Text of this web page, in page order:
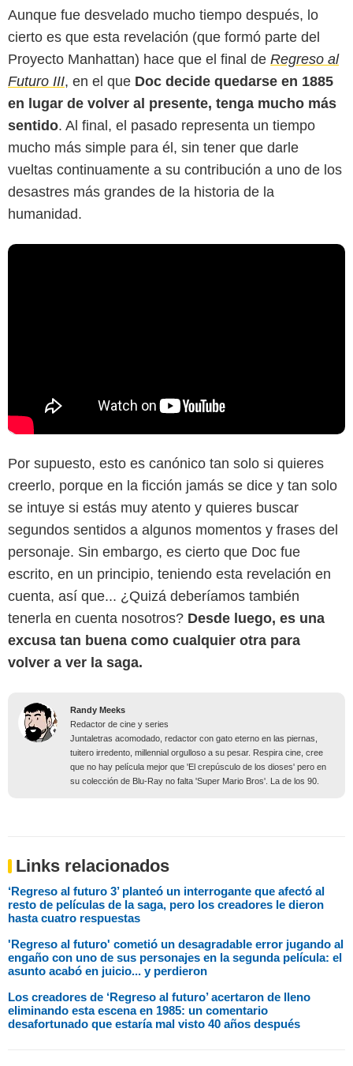
Aunque fue desvelado mucho tiempo después, lo
cierto es que esta revelación (que formó parte del
Proyecto Manhattan) hace que el final de Regreso al
Futuro III, en el que Doc decide quedarse en 1885
en lugar de volver al presente, tenga mucho más
sentido. Al final, el pasado representa un tiempo
mucho más simple para él, sin tener que darle
vueltas continuamente a su contribución a uno de los
desastres más grandes de la historia de la
humanidad.
Por supuesto, esto es canónico tan solo si quieres
creerlo, porque en la ficción jamás se dice y tan solo
se intuye si estás muy atento y quieres buscar
segundos sentidos a algunos momentos y frases del
personaje. Sin embargo, es cierto que Doc fue
escrito, en un principio, teniendo esta revelación en
cuenta, así que... ¿Quizá deberíamos también
tenerla en cuenta nosotros? Desde luego, es una
excusa tan buena como cualquier otra para
volver a ver la saga.
Randy Meeks
Redactor de cine y series
Juntaletras acomodado, redactor con gato eterno en las piernas,
tuitero irredento, millennial orgulloso a su pesar. Respira cine, cree
que no hay película mejor que 'El crepúsculo de los dioses' pero en
su colección de Blu-Ray no falta 'Super Mario Bros'. La de los 90.
Links relacionados
‘Regreso al futuro 3’ planteó un interrogante que afectó al
resto de películas de la saga, pero los creadores le dieron
hasta cuatro respuestas
'Regreso al futuro' cometió un desagradable error jugando al
engaño con uno de sus personajes en la segunda película: el
asunto acabó en juicio... y perdieron
Los creadores de ‘Regreso al futuro’ acertaron de lleno
eliminando esta escena en 1985: un comentario
desafortunado que estaría mal visto 40 años después